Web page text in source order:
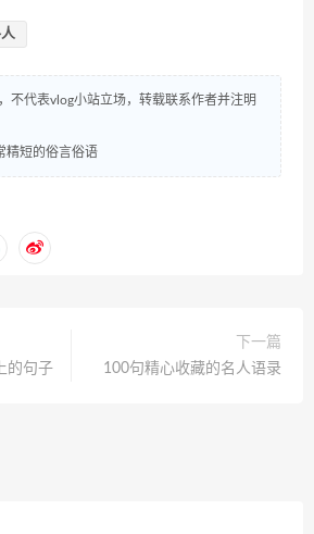
不代表vlog小站立场，转载联系作者并注明
精短的俗言俗语
的句子
下一篇
100句精心收藏的名人语录